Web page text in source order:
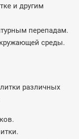
и другим
перепадам.
среды.
различных